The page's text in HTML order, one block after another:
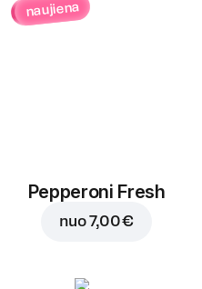
naujiena
Pepperoni Fresh
nuo7,00 €